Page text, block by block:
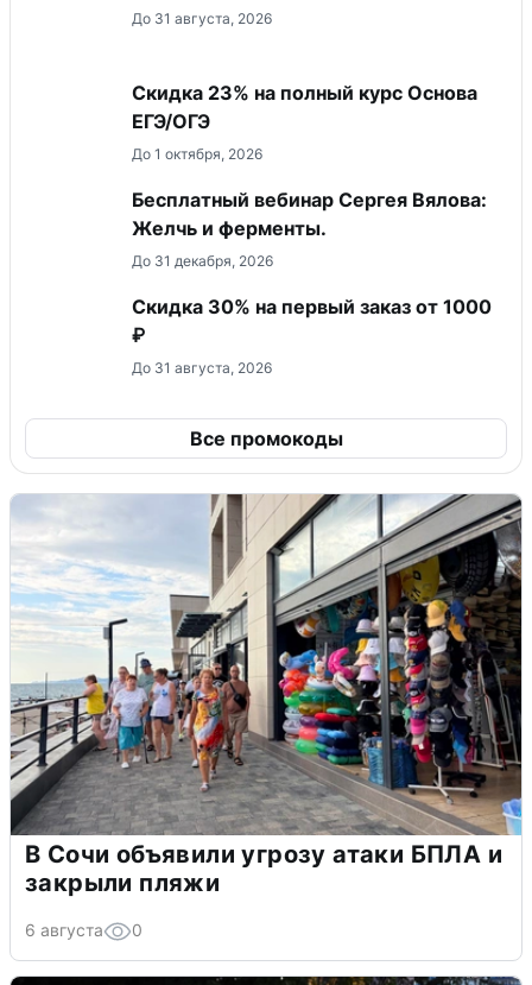
До 31 августа, 2026
Скидка 23% на полный курс Основа
ЕГЭ/ОГЭ
До 1 октября, 2026
Бесплатный вебинар Сергея Вялова:
Желчь и ферменты.
До 31 декабря, 2026
Скидка 30% на первый заказ от 1000
₽
До 31 августа, 2026
Все промокоды
В Сочи объявили угрозу атаки БПЛА и
закрыли пляжи
6 августа 0